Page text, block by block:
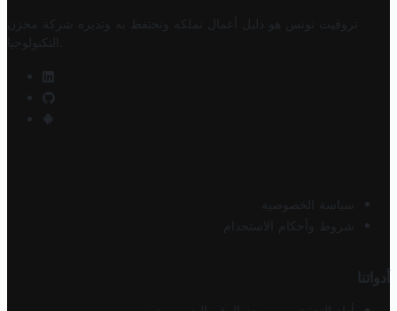
تروفيت تونس هو دليل أعمال تملكه وتحتفظ به وتديره
شركة مخزن
التكنولوجيا
سياسة الخصوصية
شروط وأحكام الاستخدام
أدواتنا